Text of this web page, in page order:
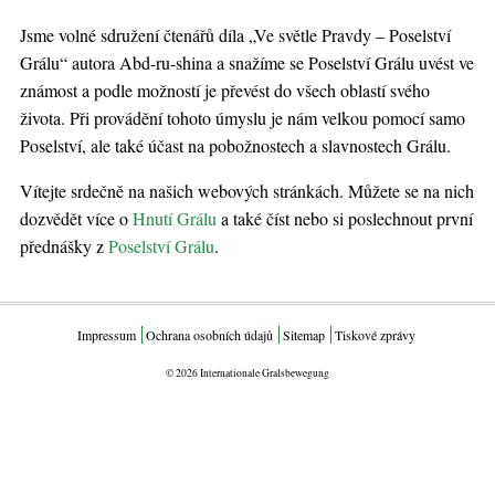
Jsme volné sdružení čtenářů díla „Ve světle Pravdy – Poselství
Grálu“ autora Abd-ru-shina a snažíme se Poselství Grálu uvést ve
známost a podle možností je převést do všech oblastí svého
života. Při provádění tohoto úmyslu je nám velkou pomocí samo
Poselství, ale také účast na pobožnostech a slavnostech Grálu.
Vítejte srdečně na našich webových stránkách. Můžete se na nich
dozvědět více oHnutí Grálua také číst nebo si poslechnout první
přednášky zPoselství Grálu.
Impressum Ochrana osobních údajů Sitemap Tiskové zprávy
© 2026 Internationale Gralsbewegung